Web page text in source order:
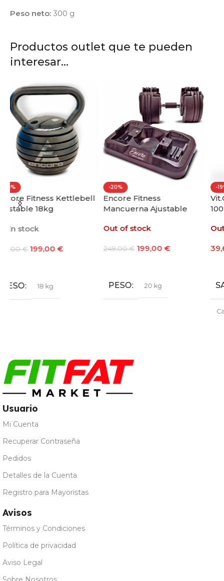
Peso neto: 300 g
Productos outlet que te pueden
interesar...
-20%
Encore Fitness
Mancuerna Ajustable
Out of stock
249,00€ 199,00
PESO
-19%
Vit.O.Best Whey Protein
100% 1000g
Out of stock
39,60€ - 48,60
SABOR
Usuario
Mi Cuenta
Recuperar Contraseña
Pedidos
Detalles de la Cuenta
Registro para Mayoristas
Avisos
Términos y Condiciones
Política de privacidad
Aviso Legal